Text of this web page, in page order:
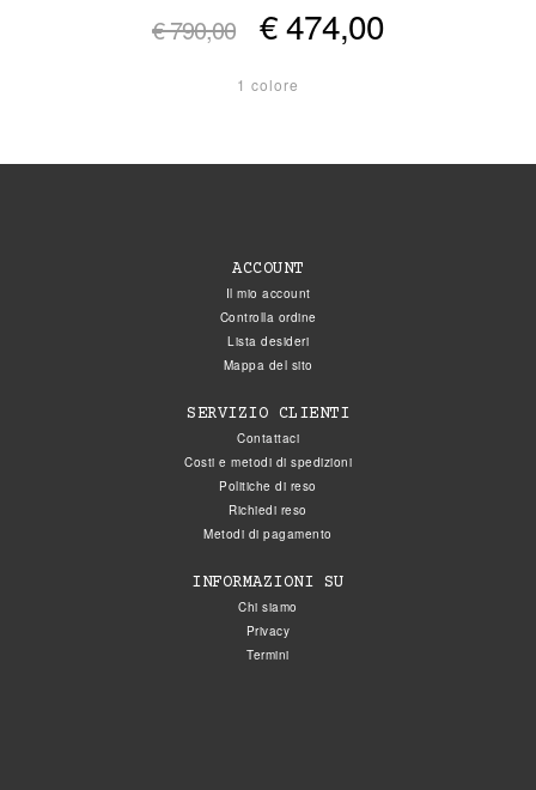
€ 790,00 € 474,00
1 colore
ACCOUNT
Il mio account
Controlla ordine
Lista desideri
Mappa del sito
SERVIZIO CLIENTI
Contattaci
Costi e metodi di spedizioni
Politiche di reso
Richiedi reso
Metodi di pagamento
INFORMAZIONI SU
Chi siamo
Privacy
Termini